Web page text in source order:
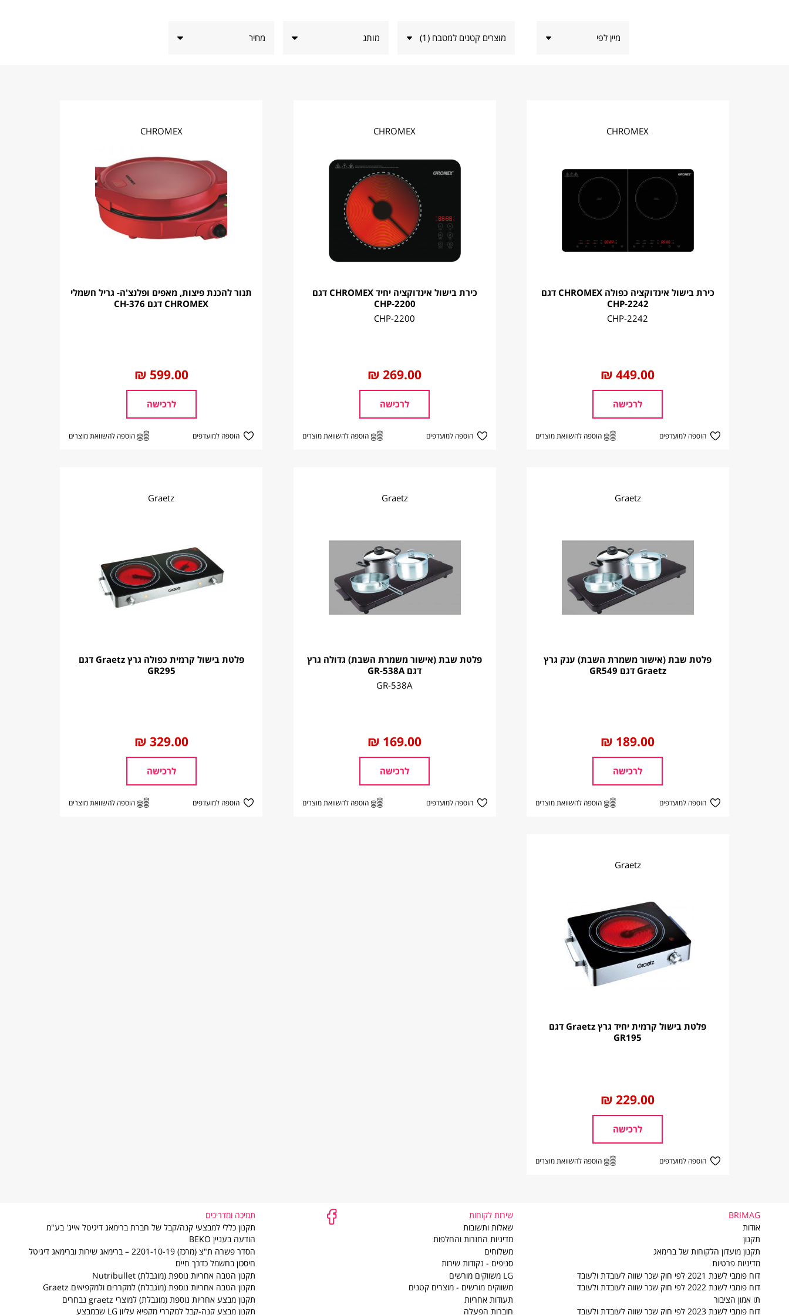
מוצרים קטנים למטבח (
1
) מותג מחיר
CHROMEX
כירת בישול אינדוקציה כפולה CHROMEX דגם
CHP-2242
CHP-2242
החל
מ
449.00 ₪
לרכישה
הוספה למועדפים הוספה להשוואת מוצרים
CHROMEX
כירת בישול אינדוקציה יחיד CHROMEX דגם
CHP-2200
CHP-2200
החל
מ
269.00 ₪
לרכישה
הוספה למועדפים הוספה להשוואת מוצרים
CHROMEX
תנור להכנת פיצות, מאפים ופלנצ'ה- גריל חשמלי
CHROMEX דגם CH-376
החל
מ
599.00 ₪
לרכישה
הוספה למועדפים הוספה להשוואת מוצרים
Graetz
פלטת שבת (אישור משמרת השבת) ענק גרץ
Graetz דגם GR549
החל
מ
189.00 ₪
לרכישה
הוספה למועדפים הוספה להשוואת מוצרים
Graetz
פלטת שבת (אישור משמרת השבת) גדולה גרץ
דגם GR-538A
GR-538A
החל
מ
169.00 ₪
לרכישה
הוספה למועדפים הוספה להשוואת מוצרים
Graetz
פלטת בישול קרמית כפולה גרץ Graetz דגם
GR295
החל
מ
329.00 ₪
לרכישה
הוספה למועדפים הוספה להשוואת מוצרים
Graetz
פלטת בישול קרמית יחיד גרץ Graetz דגם
GR195
החל
מ
229.00 ₪
לרכישה
הוספה למועדפים הוספה להשוואת מוצרים
BRIMAG
BRIMAG
אודות
תקנון
תקנון מועדון הלקוחות של ברימאג
מדיניות פרטיות
דוח פומבי לשנת 2021 לפי חוק שכר שווה לעובדת ולעובד
דוח פומבי לשנת 2022 לפי חוק שכר שווה לעובדת ולעובד
תו אמון הציבור
דוח פומבי לשנת 2023 לפי חוק שכר שווה לעובדת ולעובד
שירות
לקוחות
שירות לקוחות
שאלות ותשובות
מדיניות החזרות והחלפות
משלוחים
סניפים - נקודות שירות
LG משווקים מורשים
משווקים מורשים - מוצרים קטנים
תעודות אחריות
חוברות הפעלה
תמיכה ומדריכים
תקנון כללי למבצעי קנה/קבל של חברת ברימאג דיגיטל אייג' בע"מ
הודעה בעניין BEKO
הסדר פשרה ת"צ (מרכז) 2201-10-19 – ברימאג שירות וברימאג דיגיטל
חיסכון בחשמל כדרך חיים
תקנון הטבה אחריות נוספת (מוגבלת) Nutribullet
תקנון הטבה אחריות נוספת (מוגבלת) למקררים ולמקפיאים Graetz
תקנון מבצע אחריות נוספת (מוגבלת) למוצרי graetz נבחרים
תקנון מבצע קנה-קבל למקררי מקפיא עליון LG שבמבצע